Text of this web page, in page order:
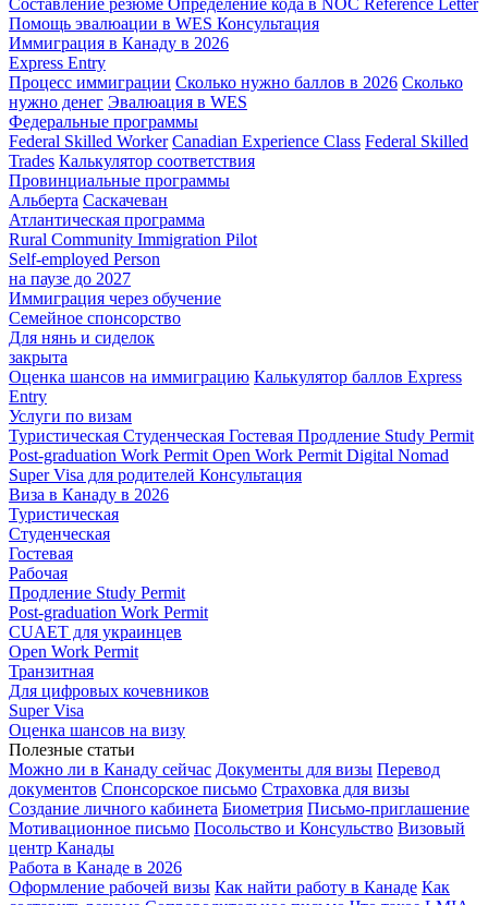
Помощь эвалюации в WES Консультация
Иммиграция в Канаду в 2026
Express Entry
Процесс иммиграции Сколько нужно баллов в 2026 Сколько
нужно денег Эвалюация в WES
Федеральные программы
Federal Skilled Worker Canadian Experience Class Federal Skilled
Trades Калькулятор соответствия
Провинциальные программы
Альберта Саскачеван
Атлантическая программа
Rural Community Immigration Pilot
Self-employed Person
на паузе до 2027
Иммиграция через обучение
Семейное спонсорство
Для нянь и сиделок
закрыта
Оценка шансов на иммиграцию Калькулятор баллов Express
Entry
Услуги по визам
Туристическая Студенческая Гостевая Продление Study Permit
Post-graduation Work Permit Open Work Permit Digital Nomad
Super Visa для родителей Консультация
Виза в Канаду в 2026
Туристическая
Студенческая
Гостевая
Рабочая
Продление Study Permit
Post-graduation Work Permit
CUAET для украинцев
Open Work Permit
Транзитная
Для цифровых кочевников
Super Visa
Оценка шансов на визу
Полезные статьи
Можно ли в Канаду сейчас Документы для визы Перевод
документов Спонсорское письмо Страховка для визы
Создание личного кабинета Биометрия Письмо-приглашение
Мотивационное письмо Посольство и Консульство Визовый
центр Канады
Работа в Канаде в 2026
Оформление рабочей визы Как найти работу в Канаде Как